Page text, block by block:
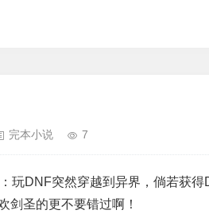
完本小说 7
玩DNF突然穿越到异界，倘若获
剑圣的更不要错过啊！